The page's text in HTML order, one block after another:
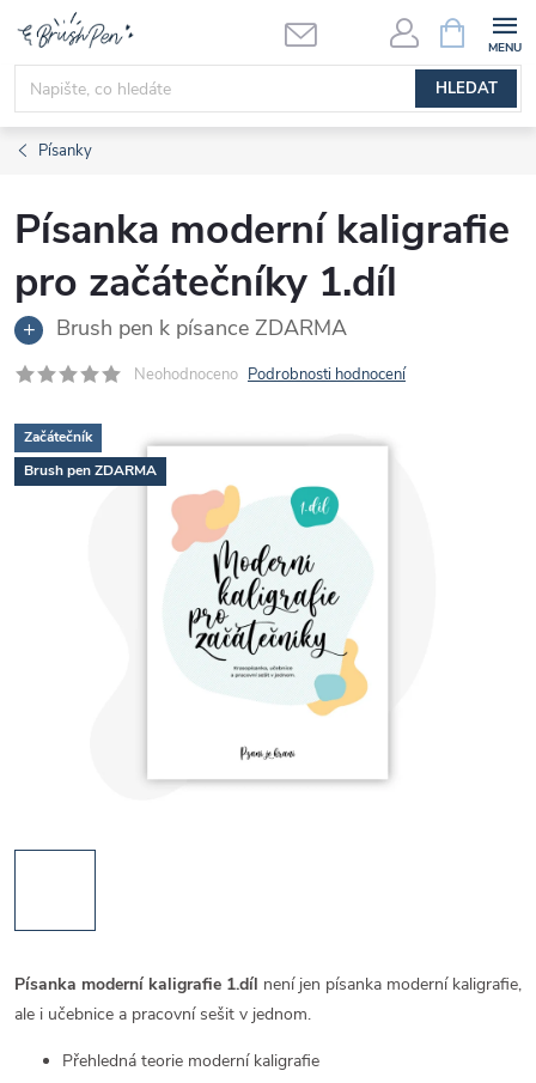
obsah
HLEDAT
NÁKUPNÍ
KOŠÍK
Písanky
Písanka moderní kaligrafie
pro začátečníky 1.díl
Brush pen k písance ZDARMA
Neohodnoceno Podrobnosti hodnocení
Začátečník
Brush pen ZDARMA
Písanka moderní kaligrafie 1.díl není jen písanka moderní kaligrafie,
ale i učebnice a pracovní sešit v jednom.
Přehledná teorie moderní kaligrafie